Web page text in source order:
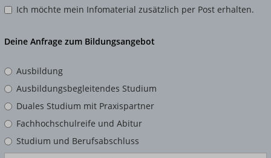
Ich möchte mein Infomaterial zusätzlich per Post erhalten.
Deine Anfrage zum Bildungsangebot
Ausbildung
Ausbildungsbegleitendes Studium
Duales Studium mit Praxispartner
Fachhochschulreife und Abitur
Studium und Berufsabschluss